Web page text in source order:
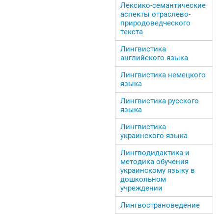
Лексико-семантические
аспекты отраслево-
природоведческого
текста
Лингвистика
английского языка
Лингвистика немецкого
языка
Лингвистика русского
языка
Лингвистика
украинского языка
Лингводидактика и
методика обучения
украинскому языку в
дошкольном
учреждении
Лингвострановедение